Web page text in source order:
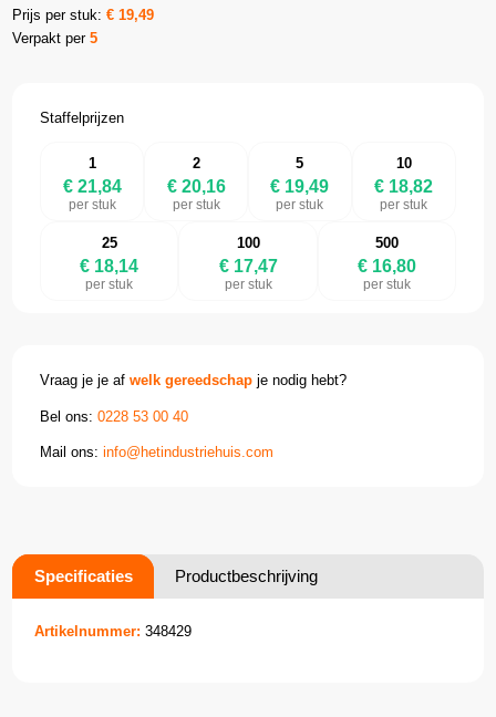
Prijs per stuk:€19,49
Verpakt per5
Staffelprijzen
1
€ 21,84
per stuk
2
€ 20,16
per stuk
5
€ 19,49
per stuk
10
€ 18,82
per stuk
25
€ 18,14
per stuk
100
€ 17,47
per stuk
500
€ 16,80
per stuk
Vraag je je afwelk gereedschap je nodig hebt?
Bel ons:0228 53 00 40
Mail ons:info@hetindustriehuis.com
Specificaties Productbeschrijving
Artikelnummer: 348429